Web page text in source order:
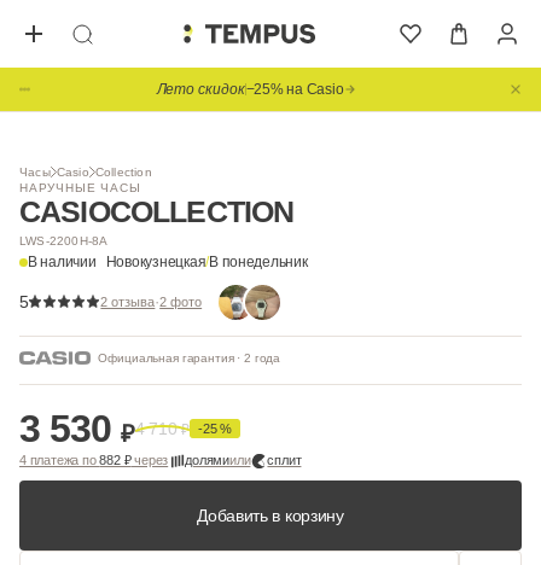
Лето скидок−25% на Casio
Часы Casio Collection
НАРУЧНЫЕ ЧАСЫ
CASIOCOLLECTION
LWS-2200H-8A
В наличии Новокузнецкая/В понедельник
5 2 отзыва·2 фото
Официальная гарантия · 2 года
3 530 ₽4 710₽ -25 %
4 платежа по882 ₽через долямиили сплит
Добавить в корзину